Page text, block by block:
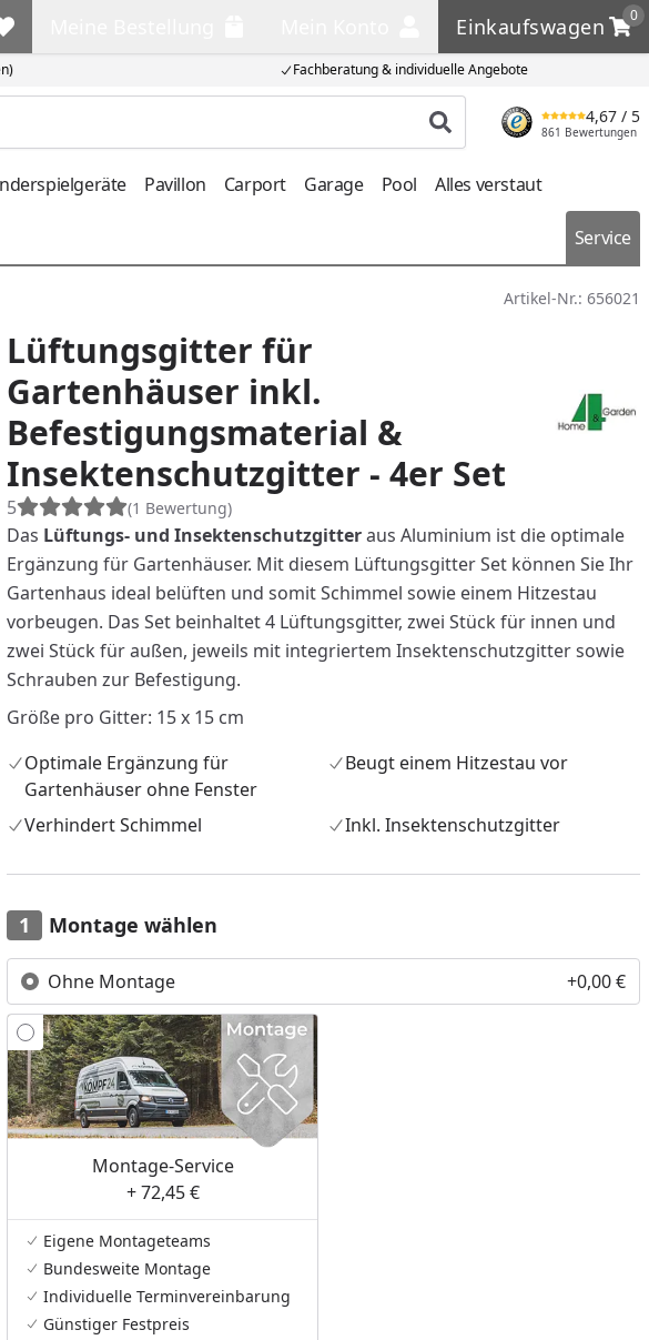
Fachberatung & individuelle Angebote
Einkaufswagen
0
Einkaufswagen
Produkt suchen
4,67 / 5
861 Bewertungen
Pavillon Carport Garage Pool Alles verstaut
Service
Artikel-Nr.: 656021
Bild anzeigen
Wunschliste hinzufügen
Lüftungsgitter für
Gartenhäuser inkl.
Befestigungsmaterial &
Insektenschutzgitter - 4er Set
5 (1 Bewertung)
Das Lüftungs- und Insektenschutzgitteraus Aluminium ist die optimale
Ergänzung für Gartenhäuser. Mit diesem Lüftungsgitter Set können Sie Ihr
Gartenhaus ideal belüften und somit Schimmel sowie einem Hitzestau
vorbeugen. Das Set beinhaltet 4 Lüftungsgitter, zwei Stück für innen und
zwei Stück für außen, jeweils mit integriertem Insektenschutzgitter sowie
Schrauben zur Befestigung.
Größe pro Gitter: 15 x 15 cm
Optimale Ergänzung für
Gartenhäuser ohne Fenster
Beugt einem Hitzestau vor
Verhindert Schimmel Inkl. Insektenschutzgitter
Montage wählen
Ohne Montage +0,00 €
Montage-Service
+ 72,45 €
Eigene Montageteams
Bundesweite Montage
Individuelle Terminvereinbarung
Günstiger Festpreis